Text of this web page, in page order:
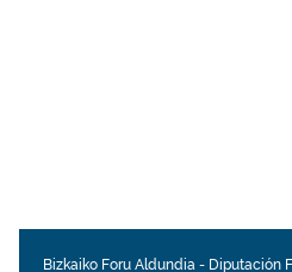
Bizkaiko Foru Aldundia - Diputación